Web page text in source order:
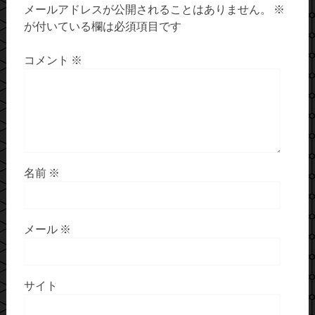
メールアドレスが公開されることはありません。
※
が付いている欄は必須項目です
コメント ※
名前 ※
メール ※
サイト